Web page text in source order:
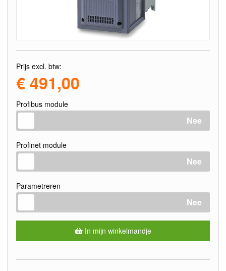
Prijs excl. btw:
€ 491,00
Profibus module
Nee
Profinet module
Nee
Parametreren
Nee
In mijn winkelmandje